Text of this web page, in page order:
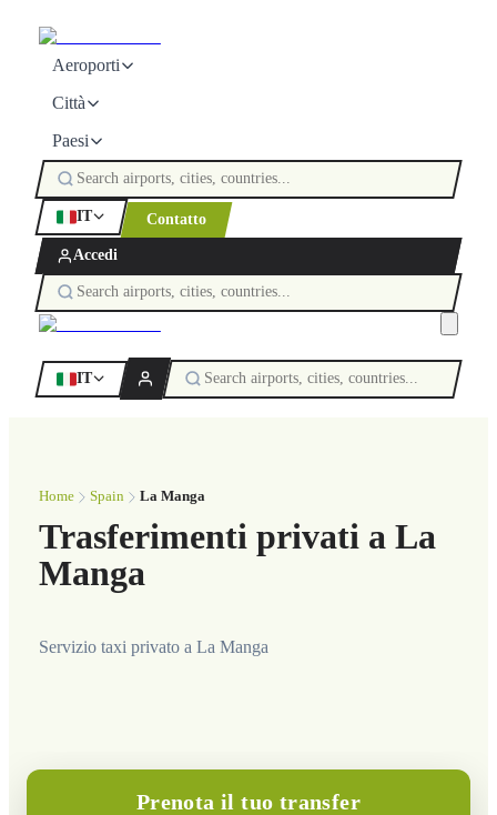
Aeroporti
Città
Paesi
IT Contatto
Accedi
IT
Home Spain La Manga
Trasferimenti privati a La
Manga
Servizio taxi privato a La Manga
Prenota il tuo transfer